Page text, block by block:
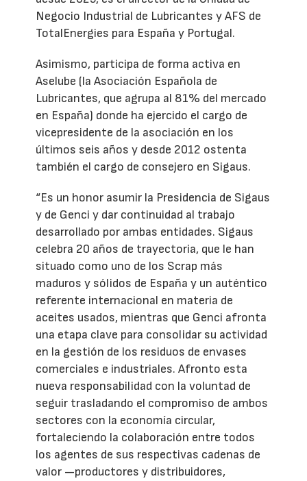
Negocio Industrial de Lubricantes y AFS de
TotalEnergies para España y Portugal.
Asimismo, participa de forma activa en
Aselube (la Asociación Española de
Lubricantes, que agrupa al 81% del mercado
en España) donde ha ejercido el cargo de
vicepresidente de la asociación en los
últimos seis años y desde 2012 ostenta
también el cargo de consejero en Sigaus.
“Es un honor asumir la Presidencia de Sigaus
y de Genci y dar continuidad al trabajo
desarrollado por ambas entidades. Sigaus
celebra 20 años de trayectoria, que le han
situado como uno de los Scrap más
maduros y sólidos de España y un auténtico
referente internacional en materia de
aceites usados, mientras que Genci afronta
una etapa clave para consolidar su actividad
en la gestión de los residuos de envases
comerciales e industriales. Afronto esta
nueva responsabilidad con la voluntad de
seguir trasladando el compromiso de ambos
sectores con la economía circular,
fortaleciendo la colaboración entre todos
los agentes de sus respectivas cadenas de
valor —productores y distribuidores,